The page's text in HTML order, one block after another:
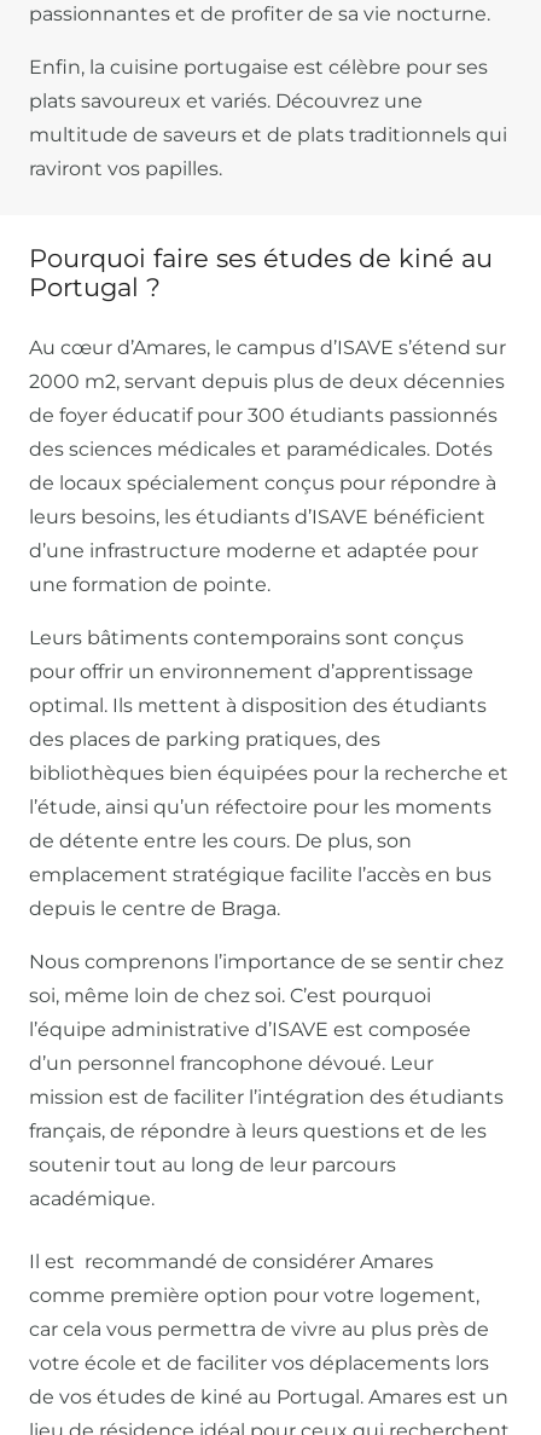
passionnantes et de profiter de sa vie nocturne.
Enfin, la cuisine portugaise est célèbre pour ses
plats savoureux et variés. Découvrez une
multitude de saveurs et de plats traditionnels qui
raviront vos papilles.
Pourquoi faire ses études de kiné au
Portugal ?
Au cœur d’Amares, le campus d’ISAVE s’étend sur
2000 m2, servant depuis plus de deux décennies
de foyer éducatif pour 300 étudiants passionnés
des sciences médicales et paramédicales. Dotés
de locaux spécialement conçus pour répondre à
leurs besoins, les étudiants d’ISAVE bénéficient
d’une infrastructure moderne et adaptée pour
une formation de pointe.
Leurs bâtiments contemporains sont conçus
pour offrir un environnement d’apprentissage
optimal. Ils mettent à disposition des étudiants
des places de parking pratiques, des
bibliothèques bien équipées pour la recherche et
l’étude, ainsi qu’un réfectoire pour les moments
de détente entre les cours. De plus, son
emplacement stratégique facilite l’accès en bus
depuis le centre de Braga.
Nous comprenons l’importance de se sentir chez
soi, même loin de chez soi. C’est pourquoi
l’équipe administrative d’ISAVE est composée
d’un personnel francophone dévoué. Leur
mission est de faciliter l’intégration des étudiants
français, de répondre à leurs questions et de les
soutenir tout au long de leur parcours
académique.
Il est recommandé de considérer Amares
comme première option pour votre logement,
car cela vous permettra de vivre au plus près de
votre école et de faciliter vos déplacements lors
de vos études de kiné au Portugal. Amares est un